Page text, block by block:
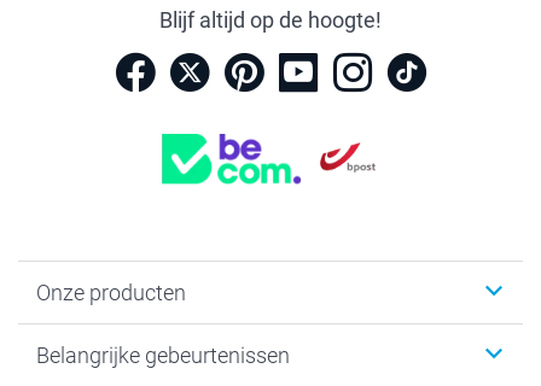
Blijf altijd op de hoogte!
Onze producten
Fotogeschenken
Belangrijke gebeurtenissen